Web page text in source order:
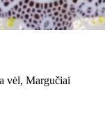
vėl, Margučiai